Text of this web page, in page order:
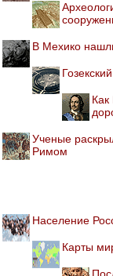
В Мехико
Как
Ученые
Римом
Население
Карты